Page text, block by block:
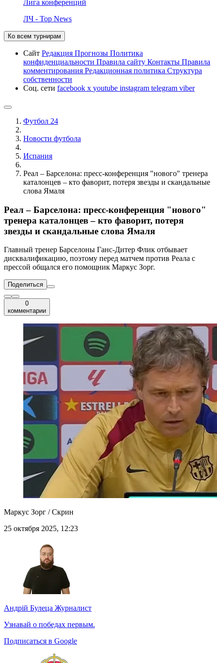
Лига конференций
ЛЧ - Top News
Ко всем турнирам
Сайт Редакция Прогнозы Политика
конфиденциальности Правила сайту Контакты Правила
комментирования Редакционная политика Структура
собственности
Соц. сети facebook x youtube instagram telegram viber
Футбол 24
Новости футбола
Испания
Реал – Барселона: пресс-конференция "нового" тренера
каталонцев – кто фаворит, потеря звезды и скандальные
слова Ямаля
Реал – Барселона: пресс-конференция "нового"
тренера каталонцев – кто фаворит, потеря
звезды и скандальные слова Ямаля
Главный тренер Барселоны Ганс-Дитер Флик отбывает
дисквалификацию, поэтому перед матчем против Реала с
прессой общался его помощник Маркус Зорг.
Поделиться
0
комментарии
Маркус Зорг / Скрин
25 октября 2025, 12:23
Андрій Булеца Журналист
Узнавай о победах первым.
Подписаться в Google